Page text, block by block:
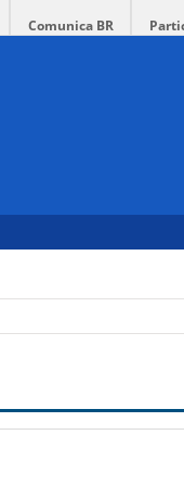
Comunica BR